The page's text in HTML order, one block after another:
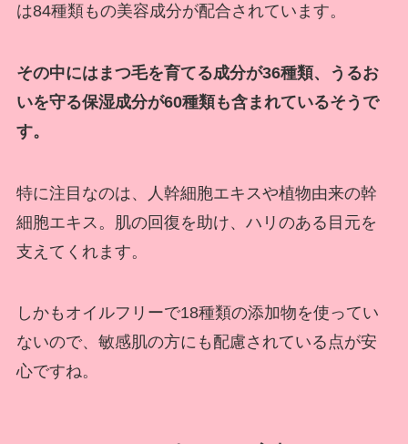
は84種類もの美容成分が配合されています。
その中にはまつ毛を育てる成分が36種類、うるお
いを守る保湿成分が60種類も含まれているそうで
す。
特に注目なのは、人幹細胞エキスや植物由来の幹
細胞エキス。肌の回復を助け、ハリのある目元を
支えてくれます。
しかもオイルフリーで18種類の添加物を使ってい
ないので、敏感肌の方にも配慮されている点が安
心ですね。